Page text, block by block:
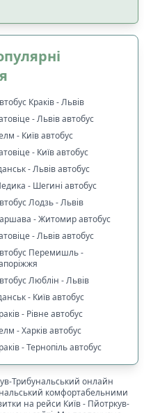
перевізником
маршруту:
адресою
ніг
1
1
Краків - Львів
- Львів автобус
- Київ автобус
- Київ автобус
- Львів автобус
- Шегині автобус
Лодзь - Львів
- Житомир автобус
- Львів автобус
Перемишль -
Люблін - Львів
- Київ автобус
- Рівне автобус
- Харків автобус
- Тернопіль автобус
Трибунальський онлайн
комфортабельними
на рейси Київ- Пйотркув-